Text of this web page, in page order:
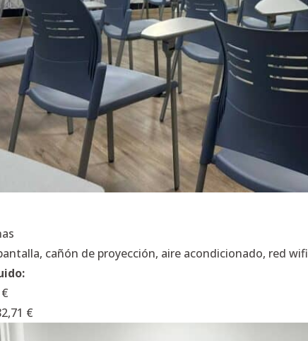
cañón de proyección, aire acondicionado, red wifi
€